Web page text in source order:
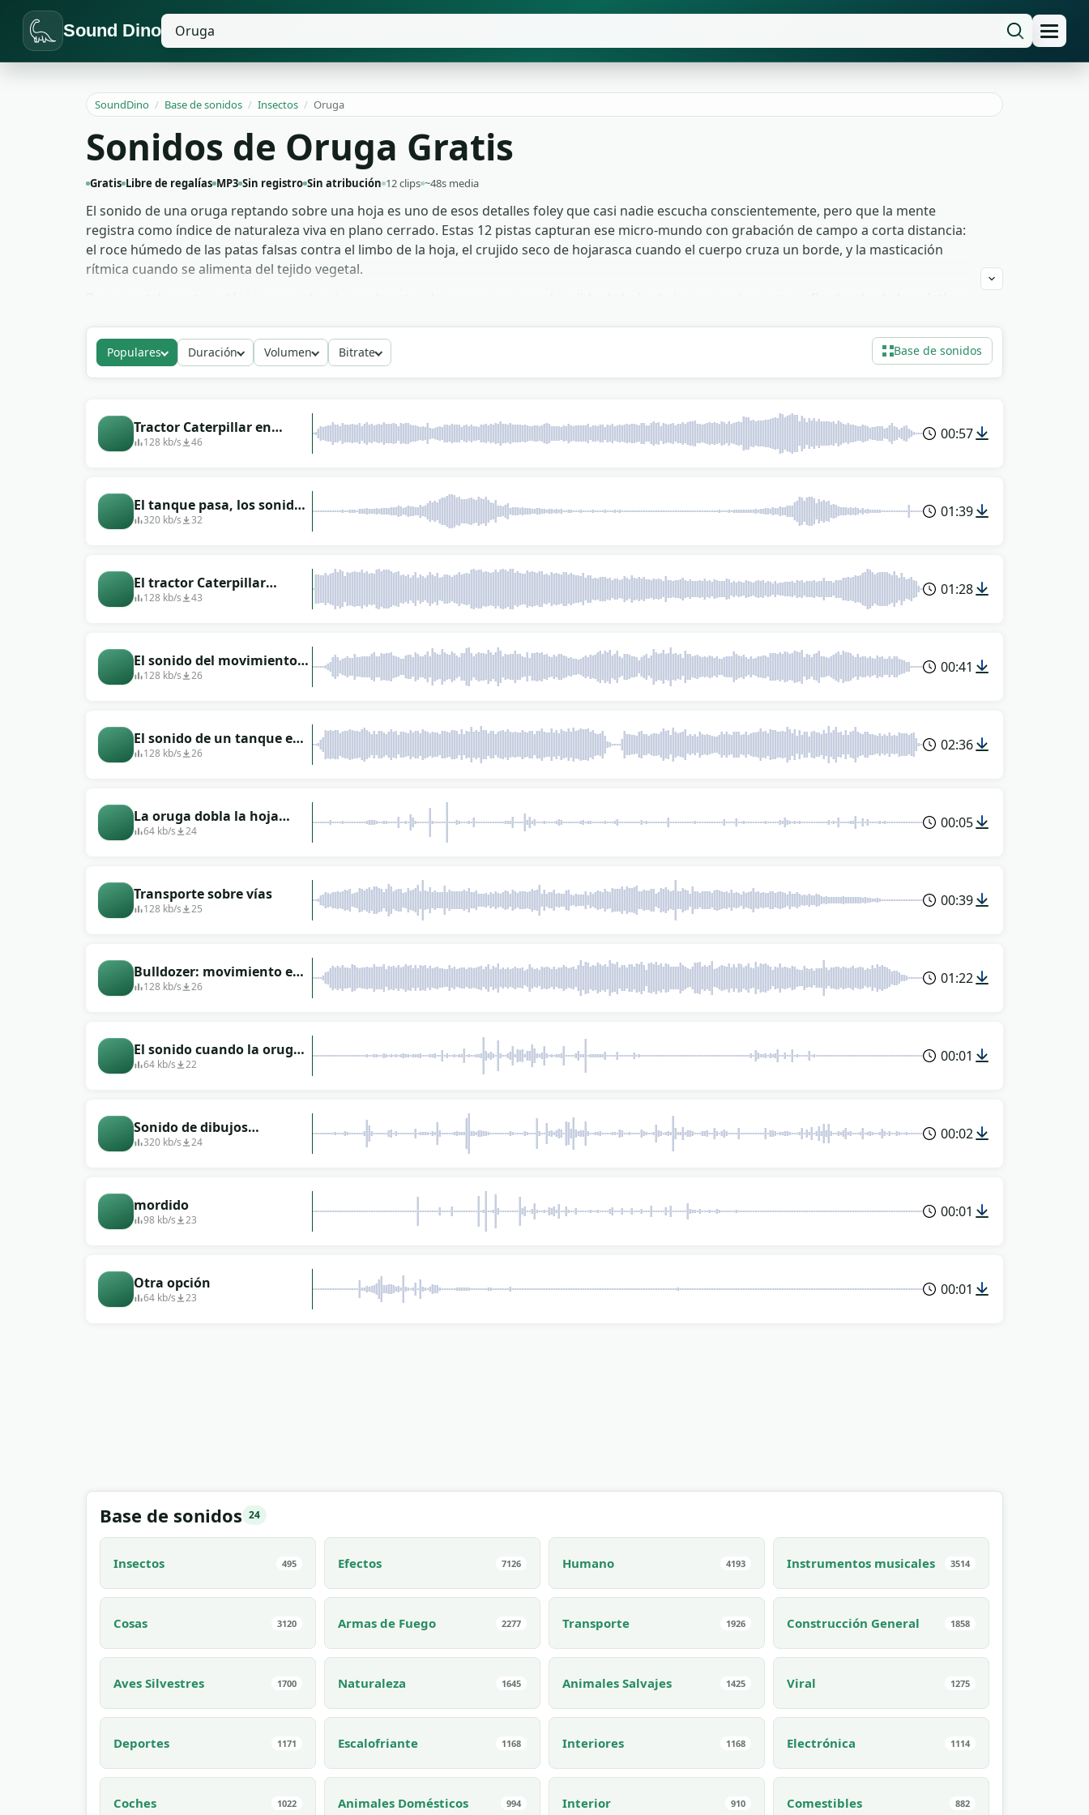
Sound Dino
SoundDino / Base de sonidos / Insectos / Oruga
Sonidos de Oruga Gratis
Gratis Libre de regalías MP3 Sin registro Sin atribución 12 clips ~48s media
El sonido de una oruga reptando sobre una hoja es uno de esos detalles foley que casi nadie escucha conscientemente, pero que la mente
registra como índice de naturaleza viva en plano cerrado. Estas 12 pistas capturan ese micro-mundo con grabación de campo a corta distancia:
el roce húmedo de las patas falsas contra el limbo de la hoja, el crujido seco de hojarasca cuando el cuerpo cruza un borde, y la masticación
rítmica cuando se alimenta del tejido vegetal.
oruga comiendo. Para diseño de criaturas en videojuegos de horror cósmico, los mismos clips pitch-shifteados varias octavas hacia abajo
construyen monstruos mucho más grandes. Obtén el paquete entero gratis, libre de derechos, sin marca de agua.
Populares Duración Volumen Bitrate Base de sonidos
Tractor Caterpillar en
movimiento
128 kb/s 46 00:57
El tanque pasa, los sonidos
de las orugas.
320 kb/s 32 01:39
El tractor Caterpillar
empuja a través del suelo
128 kb/s 43 01:28
El sonido del movimiento
del tanque con el batir de
128 kb/s 26 00:41
El sonido de un tanque en
movimiento: crujidos y
128 kb/s 26 02:36
La oruga dobla la hoja
entre sus patas.
64 kb/s 24 00:05
Transporte sobre vías
128 kb/s 25 00:39
Bulldozer: movimiento en
el suelo, orugas gritando
128 kb/s 26 01:22
El sonido cuando la oruga
muerde.
64 kb/s 22 00:01
Sonido de dibujos
animados donde se
320 kb/s 24 00:02
mordido
98 kb/s 23 00:01
Otra opción
64 kb/s 23 00:01
Base de sonidos 24
Insectos 495 Efectos 7126 Humano 4193 Instrumentos musicales 3514
Cosas 3120 Armas de Fuego 2277 Transporte 1926 Construcción General 1858
Aves Silvestres 1700 Naturaleza 1645 Animales Salvajes 1425 Viral 1275
Deportes 1171 Escalofriante 1168 Interiores 1168 Electrónica 1114
Coches 1022 Animales Domésticos 994 Interior 910 Comestibles 882